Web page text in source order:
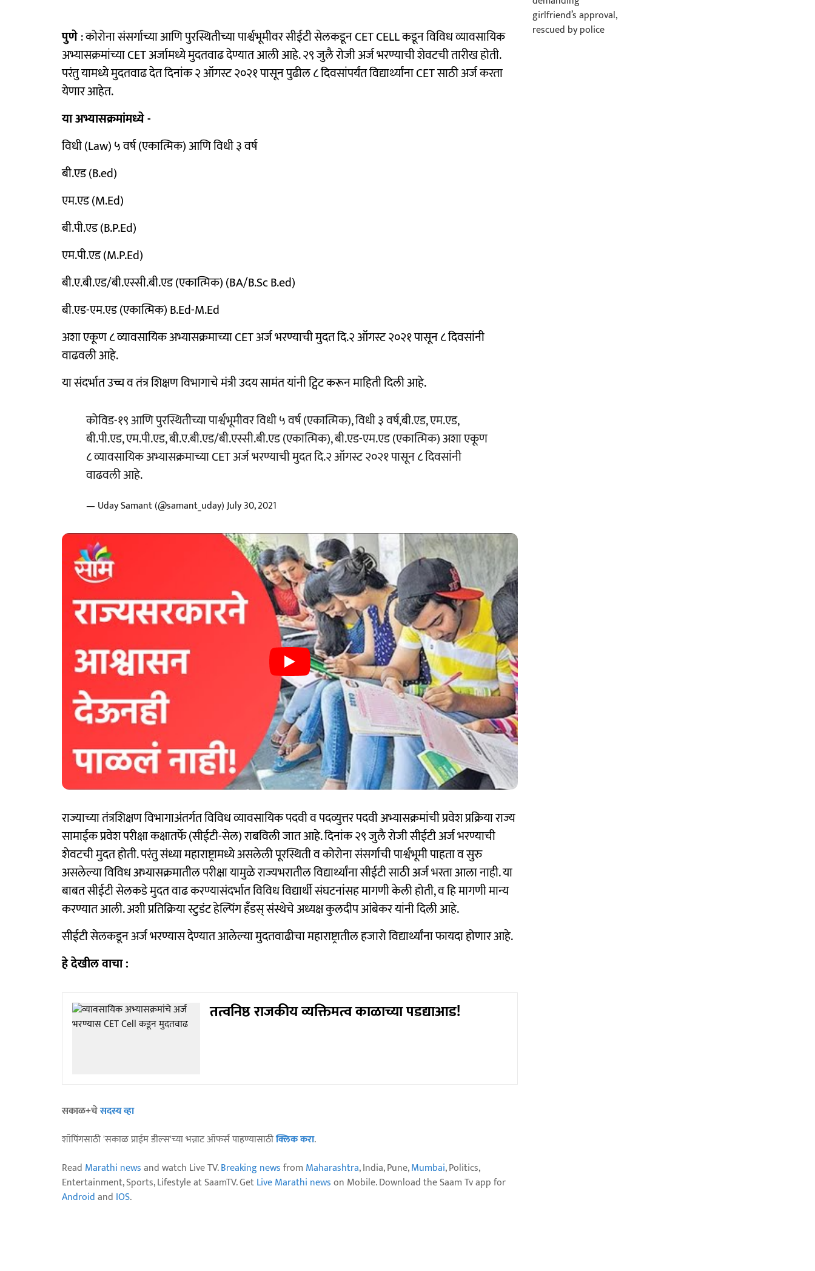
पुणे: कोरोना संसर्गाच्या आणि पुरस्थितीच्या पार्श्वभूमीवर सीईटी सेलकडून CET CELL कडून विविध व्यावसायिक
अभ्यासक्रमांच्या CET अर्जामध्ये मुदतवाढ देण्यात आली आहे. २९ जुलै रोजी अर्ज भरण्याची शेवटची तारीख होती.
परंतु यामध्ये मुदतवाढ देत दिनांक २ ऑगस्ट २०२१ पासून पुढील ८ दिवसांपर्यंत विद्यार्थ्यांना CET साठी अर्ज करता
येणार आहेत.
या अभ्यासक्रमांमध्ये -
विधी (Law) ५ वर्ष (एकात्मिक) आणि विधी ३ वर्ष
बी.एड (B.ed)
एम.एड (M.Ed)
बी.पी.एड (B.P.Ed)
एम.पी.एड (M.P.Ed)
बी.ए.बी.एड/बी.एस्सी.बी.एड (एकात्मिक) (BA/B.Sc B.ed)
बी.एड-एम.एड (एकात्मिक) B.Ed-M.Ed
अशा एकूण ८ व्यावसायिक अभ्यासक्रमाच्या CET अर्ज भरण्याची मुदत दि.२ ऑगस्ट २०२१ पासून ८ दिवसांनी
वाढवली आहे.
या संदर्भात उच्च व तंत्र शिक्षण विभागाचे मंत्री उदय सामंत यांनी ट्विट करून माहिती दिली आहे.
कोविड-१९ आणि पुरस्थितीच्या पार्श्वभूमीवर विधी ५ वर्ष (एकात्मिक), विधी ३ वर्ष,बी.एड, एम.एड,
बी.पी.एड, एम.पी.एड, बी.ए.बी.एड/बी.एस्सी.बी.एड (एकात्मिक), बी.एड-एम.एड (एकात्मिक) अशा एकूण
८ व्यावसायिक अभ्यासक्रमाच्या CET अर्ज भरण्याची मुदत दि.२ ऑगस्ट २०२१ पासून ८ दिवसांनी
वाढवली आहे.
— Uday Samant (@samant_uday)July 30, 2021
राज्याच्या तंत्रशिक्षण विभागाअंतर्गत विविध व्यावसायिक पदवी व पदव्युत्तर पदवी अभ्यासक्रमांची प्रवेश प्रक्रिया राज्य
सामाईक प्रवेश परीक्षा कक्षातर्फे (सीईटी-सेल) राबविली जात आहे. दिनांक २९ जुलै रोजी सीईटी अर्ज भरण्याची
शेवटची मुदत होती. परंतु संध्या महाराष्ट्रामध्ये असलेली पूरस्थिती व कोरोना संसर्गाची पार्श्वभूमी पाहता व सुरु
असलेल्या विविध अभ्यासक्रमातील परीक्षा यामुळे राज्यभरातील विद्यार्थ्यांना सीईटी साठी अर्ज भरता आला नाही. या
बाबत सीईटी सेलकडे मुदत वाढ करण्यासंदर्भात विविध विद्यार्थी संघटनांसह मागणी केली होती, व हि मागणी मान्य
करण्यात आली. अशी प्रतिक्रिया स्टुडंट हेल्पिंग हँडस् संस्थेचे अध्यक्ष कुलदीप आंबेकर यांनी दिली आहे.
सीईटी सेलकडून अर्ज भरण्यास देण्यात आलेल्या मुदतवाढीचा महाराष्ट्रातील हजारो विद्यार्थ्यांना फायदा होणार आहे.
हे देखील वाचा :
तत्वनिष्ठ राजकीय व्यक्तिमत्व काळाच्या पडद्याआड!
सकाळ+चेसदस्य व्हा
शॉपिंगसाठी 'सकाळ प्राईम डील्स'च्या भन्नाट ऑफर्स पाहण्यासाठीक्लिक करा.
Read Marathi newsand watch Live TV.Breaking newsfrom Maharashtra, India, Pune,Mumbai, Politics,
Entertainment, Sports, Lifestyle at SaamTV. GetLive Marathi newson Mobile. Download the Saam Tv app for
Androidand IOS.